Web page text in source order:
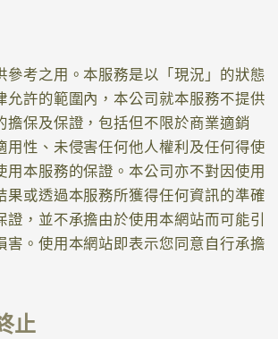
參考之用。本服務是以「現況」的狀態
允許的範圍內，本公司就本服務不提供
擔保及保證，包括但不限於商業適銷
用性、未侵害任何他人權利及任何得使
用本服務的保證。本公司亦不對因使用
果或透過本服務所獲得任何資訊的準確
，並不承擔由於使用本網站而可能引
害。使用本網站即表示您同意自行承擔
止